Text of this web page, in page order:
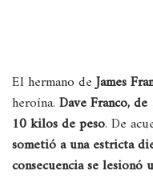
El hermano deJames
heroína. Dave Franco,
10 kilos de peso. De
sometió a una estricta
consecuencia se lesionó